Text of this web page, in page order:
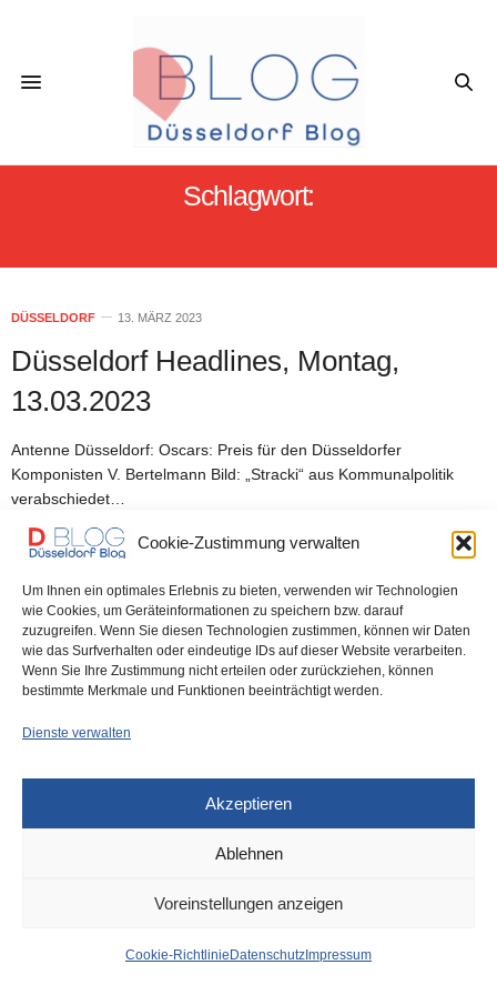
Cookie-Zustimmung verwalten
Um Ihnen ein optimales Erlebnis zu bieten, verwenden wir Technologien
wie Cookies, um Geräteinformationen zu speichern bzw. darauf
zuzugreifen. Wenn Sie diesen Technologien zustimmen, können wir Daten
wie das Surfverhalten oder eindeutige IDs auf dieser Website verarbeiten.
Wenn Sie Ihre Zustimmung nicht erteilen oder zurückziehen, können
bestimmte Merkmale und Funktionen beeinträchtigt werden.
Dienste verwalten
Akzeptieren
Ablehnen
Voreinstellungen anzeigen
Cookie-Richtlinie Datenschutz Impressum
Schlagwort:
DÜSSELDORF 13. MÄRZ 2023
Düsseldorf Headlines, Montag,
13.03.2023
Antenne Düsseldorf: Oscars: Preis für den Düsseldorfer
Komponisten V. Bertelmann Bild: „Stracki“ aus Kommunalpolitik
verabschiedet…
0 SHARES
IMPRESSUM DATENSCHUTZ COOKIE-RICHTLINIE (EU)